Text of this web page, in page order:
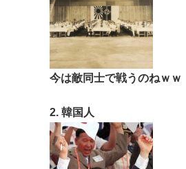
今は敵同士で戦うのねｗｗ
2. 韓国人